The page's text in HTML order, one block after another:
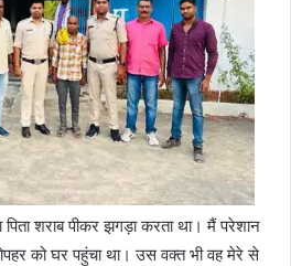
शराब पीकर झगड़ा करता था। मैं परेशान
को घर पहुंचा था। उस वक्त भी वह मेरे से